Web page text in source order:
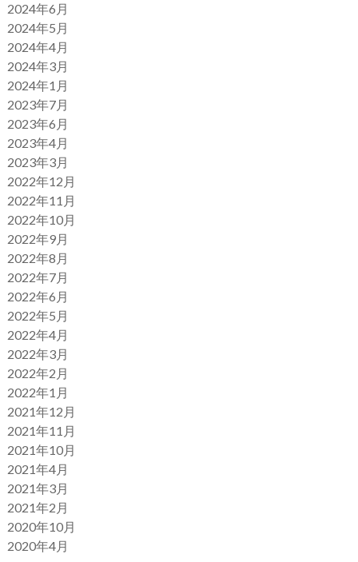
2024年6月
2024年5月
2024年4月
2024年3月
2024年1月
2023年7月
2023年6月
2023年4月
2023年3月
2022年12月
2022年11月
2022年10月
2022年9月
2022年8月
2022年7月
2022年6月
2022年5月
2022年4月
2022年3月
2022年2月
2022年1月
2021年12月
2021年11月
2021年10月
2021年4月
2021年3月
2021年2月
2020年10月
2020年4月